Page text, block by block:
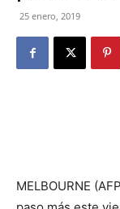
25 enero, 2019
MELBOURNE